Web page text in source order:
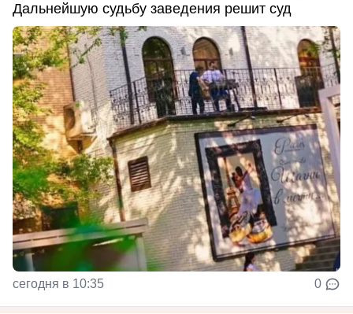
Дальнейшую судьбу заведения решит суд
сегодня в 10:35 0